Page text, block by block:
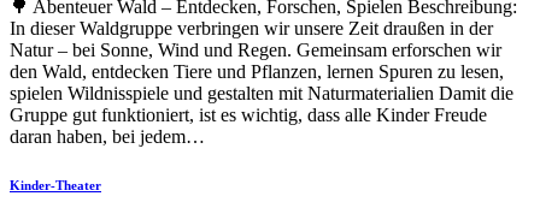
🌳 Abenteuer Wald – Entdecken, Forschen, Spielen Beschreibung:
In dieser Waldgruppe verbringen wir unsere Zeit draußen in der
Natur – bei Sonne, Wind und Regen. Gemeinsam erforschen wir
den Wald, entdecken Tiere und Pflanzen, lernen Spuren zu lesen,
spielen Wildnisspiele und gestalten mit Naturmaterialien Damit die
Gruppe gut funktioniert, ist es wichtig, dass alle Kinder Freude
daran haben, bei jedem…
Kinder-Theater